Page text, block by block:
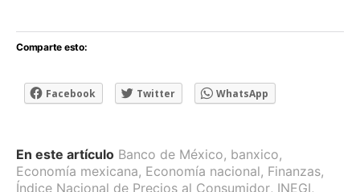
Comparte esto:
Facebook Twitter WhatsApp
En este artículo Banco de México, banxico,
Economía mexicana, Economía nacional, Finanzas,
Índice Nacional de Precios al Consumidor, INEGI,